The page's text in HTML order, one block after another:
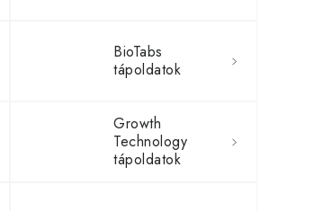
BioTabs
tápoldatok
Growth
Technology
tápoldatok